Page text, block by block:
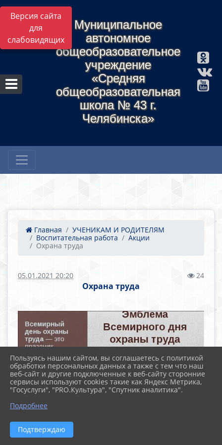
Версия сайта
для
слабовидящих
Муниципальное
автономное
общеобразовательное
учреждение
«Средняя
общеобразовательная
школа № 43 г.
Челябинска»
Главная
УЧЕНИКАМ И РОДИТЕЛЯМ
Воспитательная работа
Акции
Охрана труда
05.01.2021 20:20 24
Охрана труда
Пользуясь нашим сайтом, вы соглашаетесь с политикой
обработки персональных данных а также с тем что наш
веб-сайт и другие подключенные к веб-сайту сторонние
сервисы используют cookies такие как Яндекс Метрика,
"Госуслуги", "PRO.Культура", "Спутник аналитика".
Подробнее
Подтверждаю